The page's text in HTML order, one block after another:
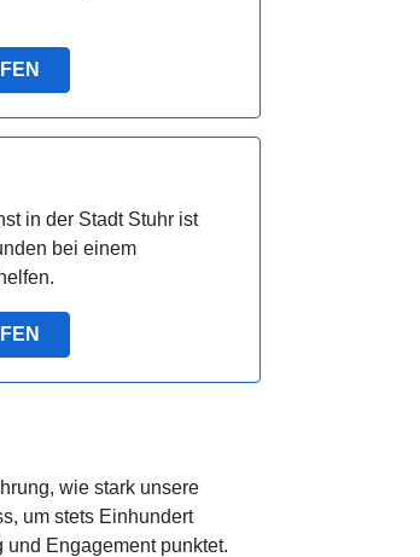
in der Stadt Stuhr ist
bei einem
wie stark unsere
um stets Einhundert
Engagement punktet.